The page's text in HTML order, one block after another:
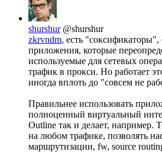
shurshur @shurshur
zkrvndm, есть
приложения, которые
используемые для сетевых
трафик в прокси. Но работает
иногда вплоть до "совсем не
Правильнее использовать
полноценный виртуальный
Outline так и делает, например.
на любом трафике, позволять
маршрутизации, fw, source